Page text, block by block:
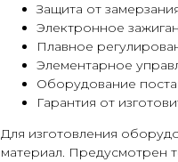
Защита от
Электронное
Плавное
Элементарное
Оборудование
Гарантия от
Для изготовления
материал. Предусмотрен